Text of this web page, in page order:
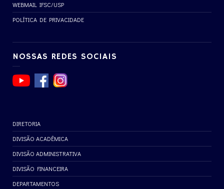
WEBMAIL IFSC/USP
POLÍTICA DE PRIVACIDADE
NOSSAS REDES SOCIAIS
DIRETORIA
DIVISÃO ACADÊMICA
DIVISÃO ADMINISTRATIVA
DIVISÃO FINANCEIRA
DEPARTAMENTOS